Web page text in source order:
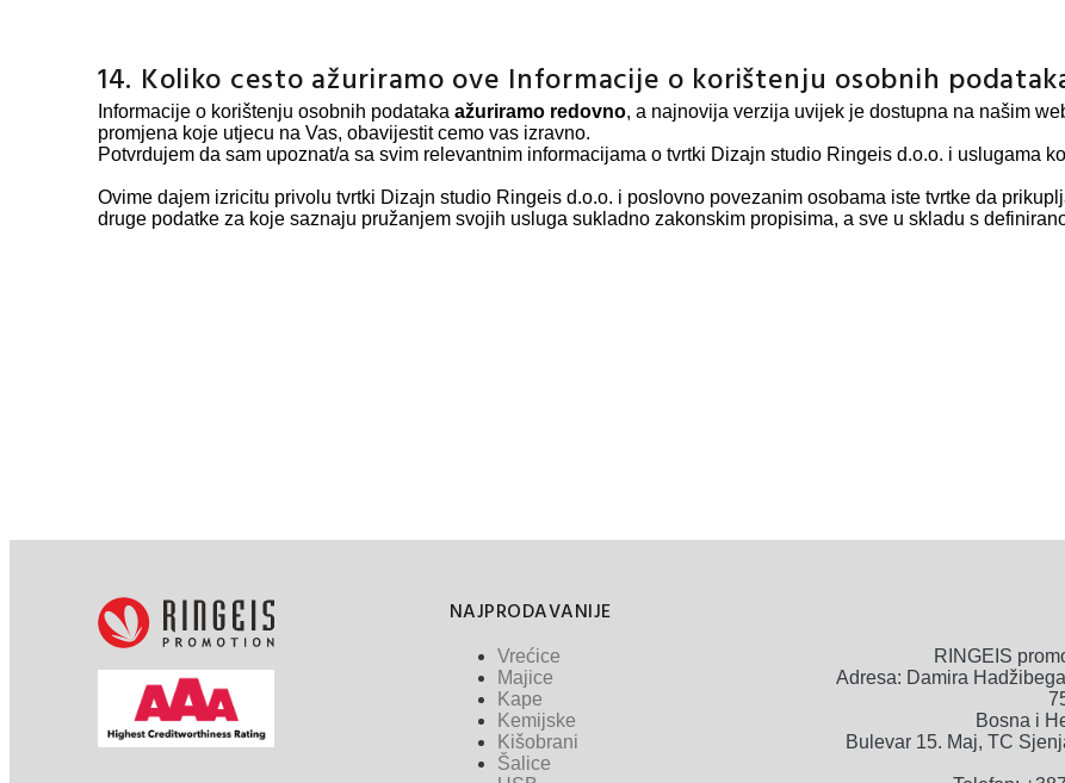
14. Koliko cesto ažuriramo ove Informacije o korištenju osobnih
Informacije o korištenju osobnih podataka ažuriramo redovno, a najnovija verzija uvijek je dostupna na našim
promjena koje utjecu na Vas, obavijestit cemo vas izravno.
Potvrdujem da sam upoznat/a sa svim relevantnim informacijama o tvrtki Dizajn studio Ringeis d.o.o. i uslugama
Ovime dajem izricitu privolu tvrtki Dizajn studio Ringeis d.o.o. i poslovno povezanim osobama iste tvrtke da
druge podatke za koje saznaju pružanjem svojih usluga sukladno zakonskim propisima, a sve u skladu s
NAJPRODAVANIJE
Vrećice
Majice
Kape
Kemijske
Kišobrani
Šalice
RINGEIS
Adresa: Damira
Bosna i
Bulevar 15. Maj, TC